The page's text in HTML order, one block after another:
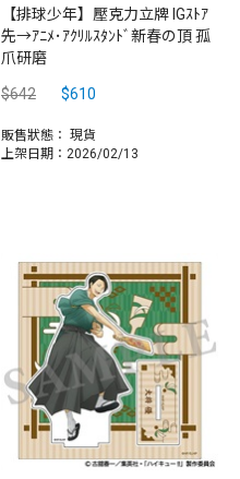
【排球少年】壓克力立牌 IGｽﾄｱ
先→ｱﾆﾒ･ｱｸﾘﾙｽﾀﾝﾄﾞ新春の頂 孤
爪研磨
$642 $610
販售狀態： 現貨
上架日期：2026/02/13